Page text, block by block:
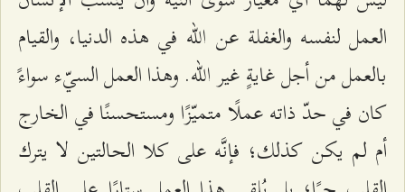
العمل لنفسه والغفلة عن الله في هذه الدنيا، والقيام
بالعمل من أجل غايةٍ غير الله. وهذا العمل السيّء سواءً
كان في حدّ ذاته عملًا متميّزًا ومستحسنًا في الخارج
أم لم يكن كذلك؛ فإنَّه على كلا الحالتين لا يترك